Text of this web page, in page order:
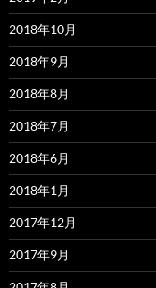
2018年10月
2018年9月
2018年8月
2018年7月
2018年6月
2018年1月
2017年12月
2017年9月